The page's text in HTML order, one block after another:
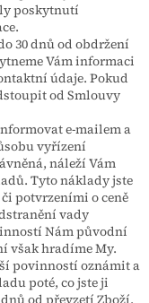
poskytnutí
30 dnů od obdržení
Vám informaci
údaje. Pokud
od Smlouvy
e-mailem a
vyřízení
náleží Vám
Tyto náklady jste
potvrzeními o ceně
vady
Nám původní
však hradíme My.
povinností oznámit a
poté, co jste ji
od převzetí Zboží.